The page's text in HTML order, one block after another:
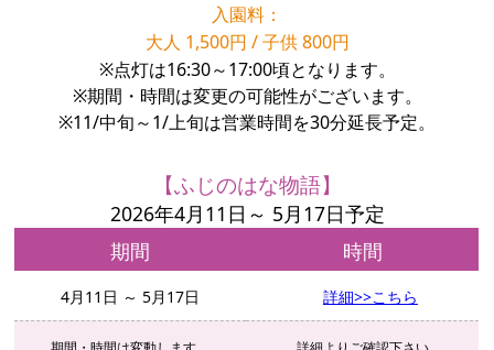
入園料：
大人 1,500円 / 子供 800円
※点灯は16:30～17:00頃となります。
※期間・時間は変更の可能性がございます。
※11/中旬～1/上旬は営業時間を30分延長予定。
2026年4月11日～ 5月17日予定
【ふじのはな物語】
期間 時間
4月11日 ～ 5月17日 詳細>>こちら